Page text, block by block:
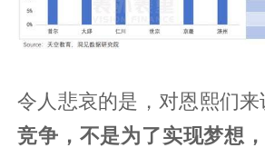
令人悲哀的是，对恩熙们来
竞争，不是为了实现梦想